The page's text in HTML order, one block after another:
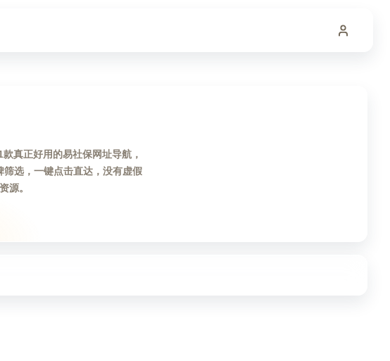
真正好用的易社保网址导航，
选，一键点击直达，没有虚假
源。